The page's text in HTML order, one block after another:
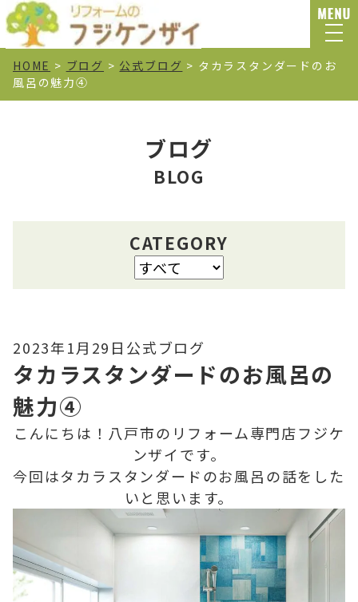
HOME > ブログ > 公式ブログ > タカラスタンダードのお
風呂の魅力④
ブログ
BLOG
CATEGORY
2023年1月29日 公式ブログ
タカラスタンダードのお風呂の
魅力④
こんにちは！八戸市のリフォーム専門店フジケ
ンザイです。
今回はタカラスタンダードのお風呂の話をした
いと思います。